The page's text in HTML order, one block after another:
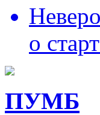
о
ПУМБ